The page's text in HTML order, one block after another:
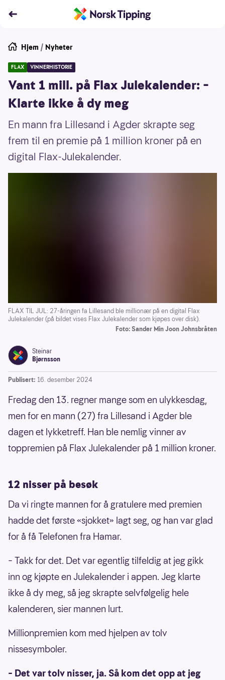
Hjem / Nyheter
FLAX VINNERHISTORIE
Vant 1 mill. på Flax Julekalender: –
Klarte ikke å dy meg
En mann fra Lillesand i Agder skrapte seg
frem til en premie på 1 million kroner på en
digital Flax-Julekalender.
FLAX TIL JUL: 27-åringen fa Lillesand ble millionær på en digital Flax
Julekalender (på bildet vises Flax Julekalender som kjøpes over disk).
Foto: Sander Min Joon Johnsbråten
Steinar
Bjørnsson
Publisert: 16. desember 2024
Fredag den 13. regner mange som en ulykkesdag,
men for en mann (27) fra Lillesand i Agder ble
dagen et lykketreff. Han ble nemlig vinner av
toppremien på Flax Julekalender på 1 million kroner.
12 nisser på besøk
Da vi ringte mannen for å gratulere med premien
hadde det første «sjokket» lagt seg, og han var glad
for å få Telefonen fra Hamar.
– Takk for det. Det var egentlig tilfeldig at jeg gikk
inn og kjøpte en Julekalender i appen. Jeg klarte
ikke å dy meg, så jeg skrapte selvfølgelig hele
kalenderen, sier mannen lurt.
Millionpremien kom med hjelpen av tolv
nissesymboler.
– Det var tolv nisser, ja. Så kom det opp at jeg